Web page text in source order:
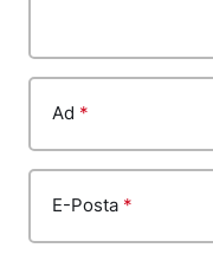
Ad *
E-Posta *